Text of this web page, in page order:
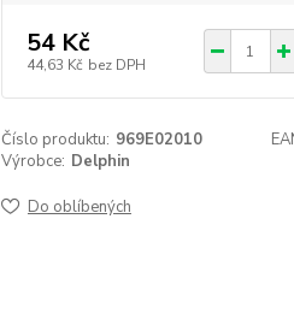
54 Kč
44,63 Kč bez DPH
Číslo produktu: 969E02010
Výrobce: Delphin
Do oblíbených